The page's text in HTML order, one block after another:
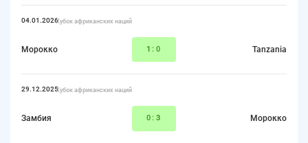
04.01.2026Кубок африканских наций
Морокко 1:0 Tanzania
29.12.2025Кубок африканских наций
Замбия 0: 3 Морокко